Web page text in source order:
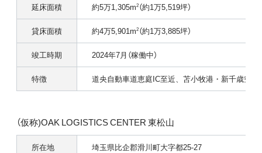
延床面積 約5万1,305m2（約1万5,519坪）
貸床面積 約4万5,901m2（約1万3,885坪）
竣工時期 2024年7月（稼働中）
特徴 道央自動車道恵庭IC至近、苫小牧港・新千歳空
（仮称)OAK LOGISTICS CENTER 東松山
所在地 埼玉県比企郡滑川町大字都25-27